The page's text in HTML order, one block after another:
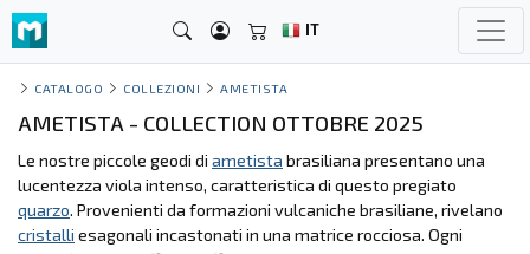
IT
CATALOGO COLLEZIONI AMETISTA
AMETISTA - COLLECTION OTTOBRE 2025
Le nostre piccole geodi di ametista brasiliana presentano una
lucentezza viola intenso, caratteristica di questo pregiato
quarzo. Provenienti da formazioni vulcaniche brasiliane, rivelano
cristalli esagonali incastonati in una matrice rocciosa. Ogni